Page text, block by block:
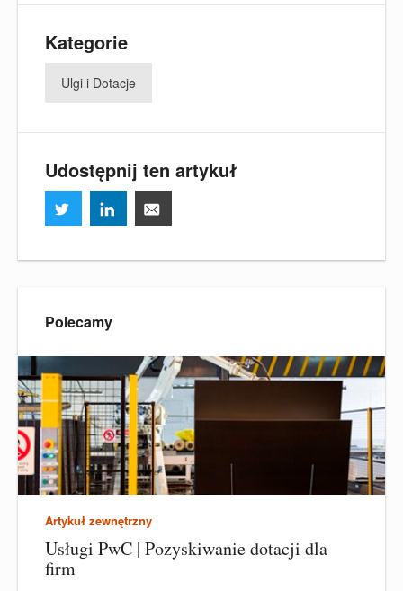
Kategorie
Ulgi i Dotacje
Udostępnij ten artykuł
Polecamy
Artykuł zewnętrzny
Usługi PwC | Pozyskiwanie dotacji dla
firm